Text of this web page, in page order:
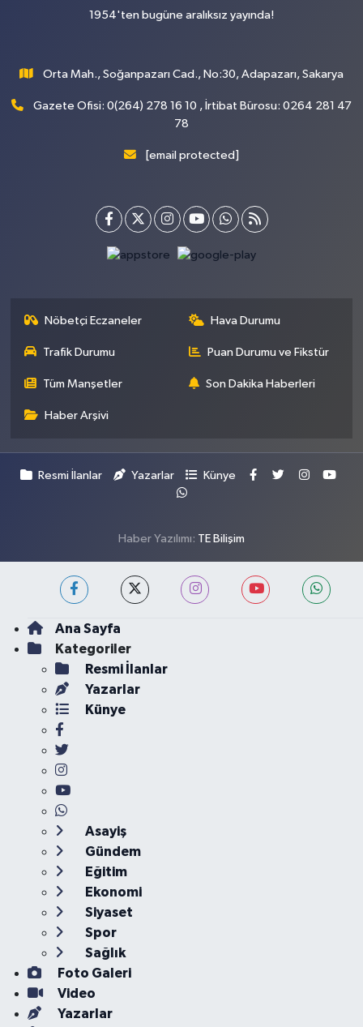
1954'ten bugüne aralıksız yayında!
Orta Mah., Soğanpazarı Cad., No:30, Adapazarı, Sakarya
Gazete Ofisi: 0(264) 278 16 10 , İrtibat Bürosu: 0264 281 47
78
[email protected]
Nöbetçi Eczaneler Hava Durumu
Trafik Durumu Puan Durumu ve Fikstür
Tüm Manşetler Son Dakika Haberleri
Haber Arşivi
Resmi İlanlar Yazarlar Künye
Haber Yazılımı: TE Bilişim
Ana Sayfa
Kategoriler
Resmi İlanlar
Yazarlar
Künye
Asayiş
Gündem
Eğitim
Ekonomi
Siyaset
Spor
Sağlık
Foto Galeri
Video
Yazarlar